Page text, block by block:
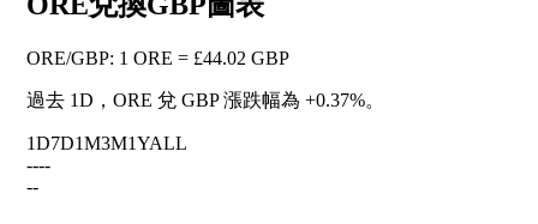
ORE/GBP: 1 ORE = £44.02 GBP
過去 1D，ORE 兌 GBP 漲跌幅為 +0.37%。
1D7D1M3M1YALL
----
--